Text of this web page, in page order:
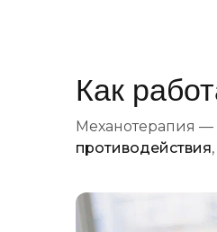
Как
Механотерапия —
противодействия